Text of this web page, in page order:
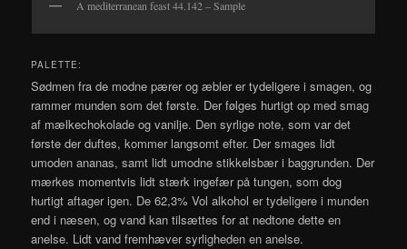
A mediterranean feast 44.142 – Sample
PALETTE:
Sødmen fra de modne pærer og æbler er tydeligere i smagen, og
rammer munden som det første. Der følges hurtigt op med smag
af mælkechokolade og vanilje. Den syrlige note, som var det
første der duftes, kommer langsomt efter. Der smages lidt
umoden ananas, samt lidt umodne stikkelsbær i baggrunden. Der
mærkes momentvis lidt stærk ingefær på tungen, som dog
hurtigt aftager igen. De 62,3% Vol alkohol er tydeligere i munden
end i næsen, og vand kan tilsættes for at nedtone dette en
anelse. Lidt vand fremhæver syrligheden en anelse.